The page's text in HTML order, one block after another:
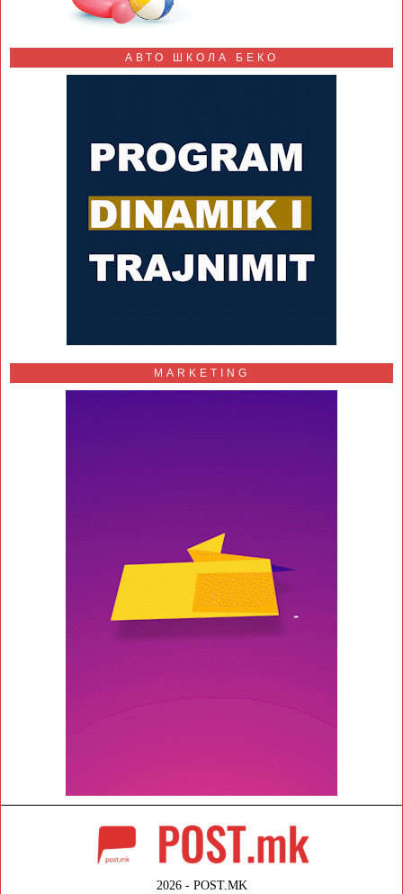
АВТО ШКОЛА БЕКО
MARKETING
2026 - POST.MK